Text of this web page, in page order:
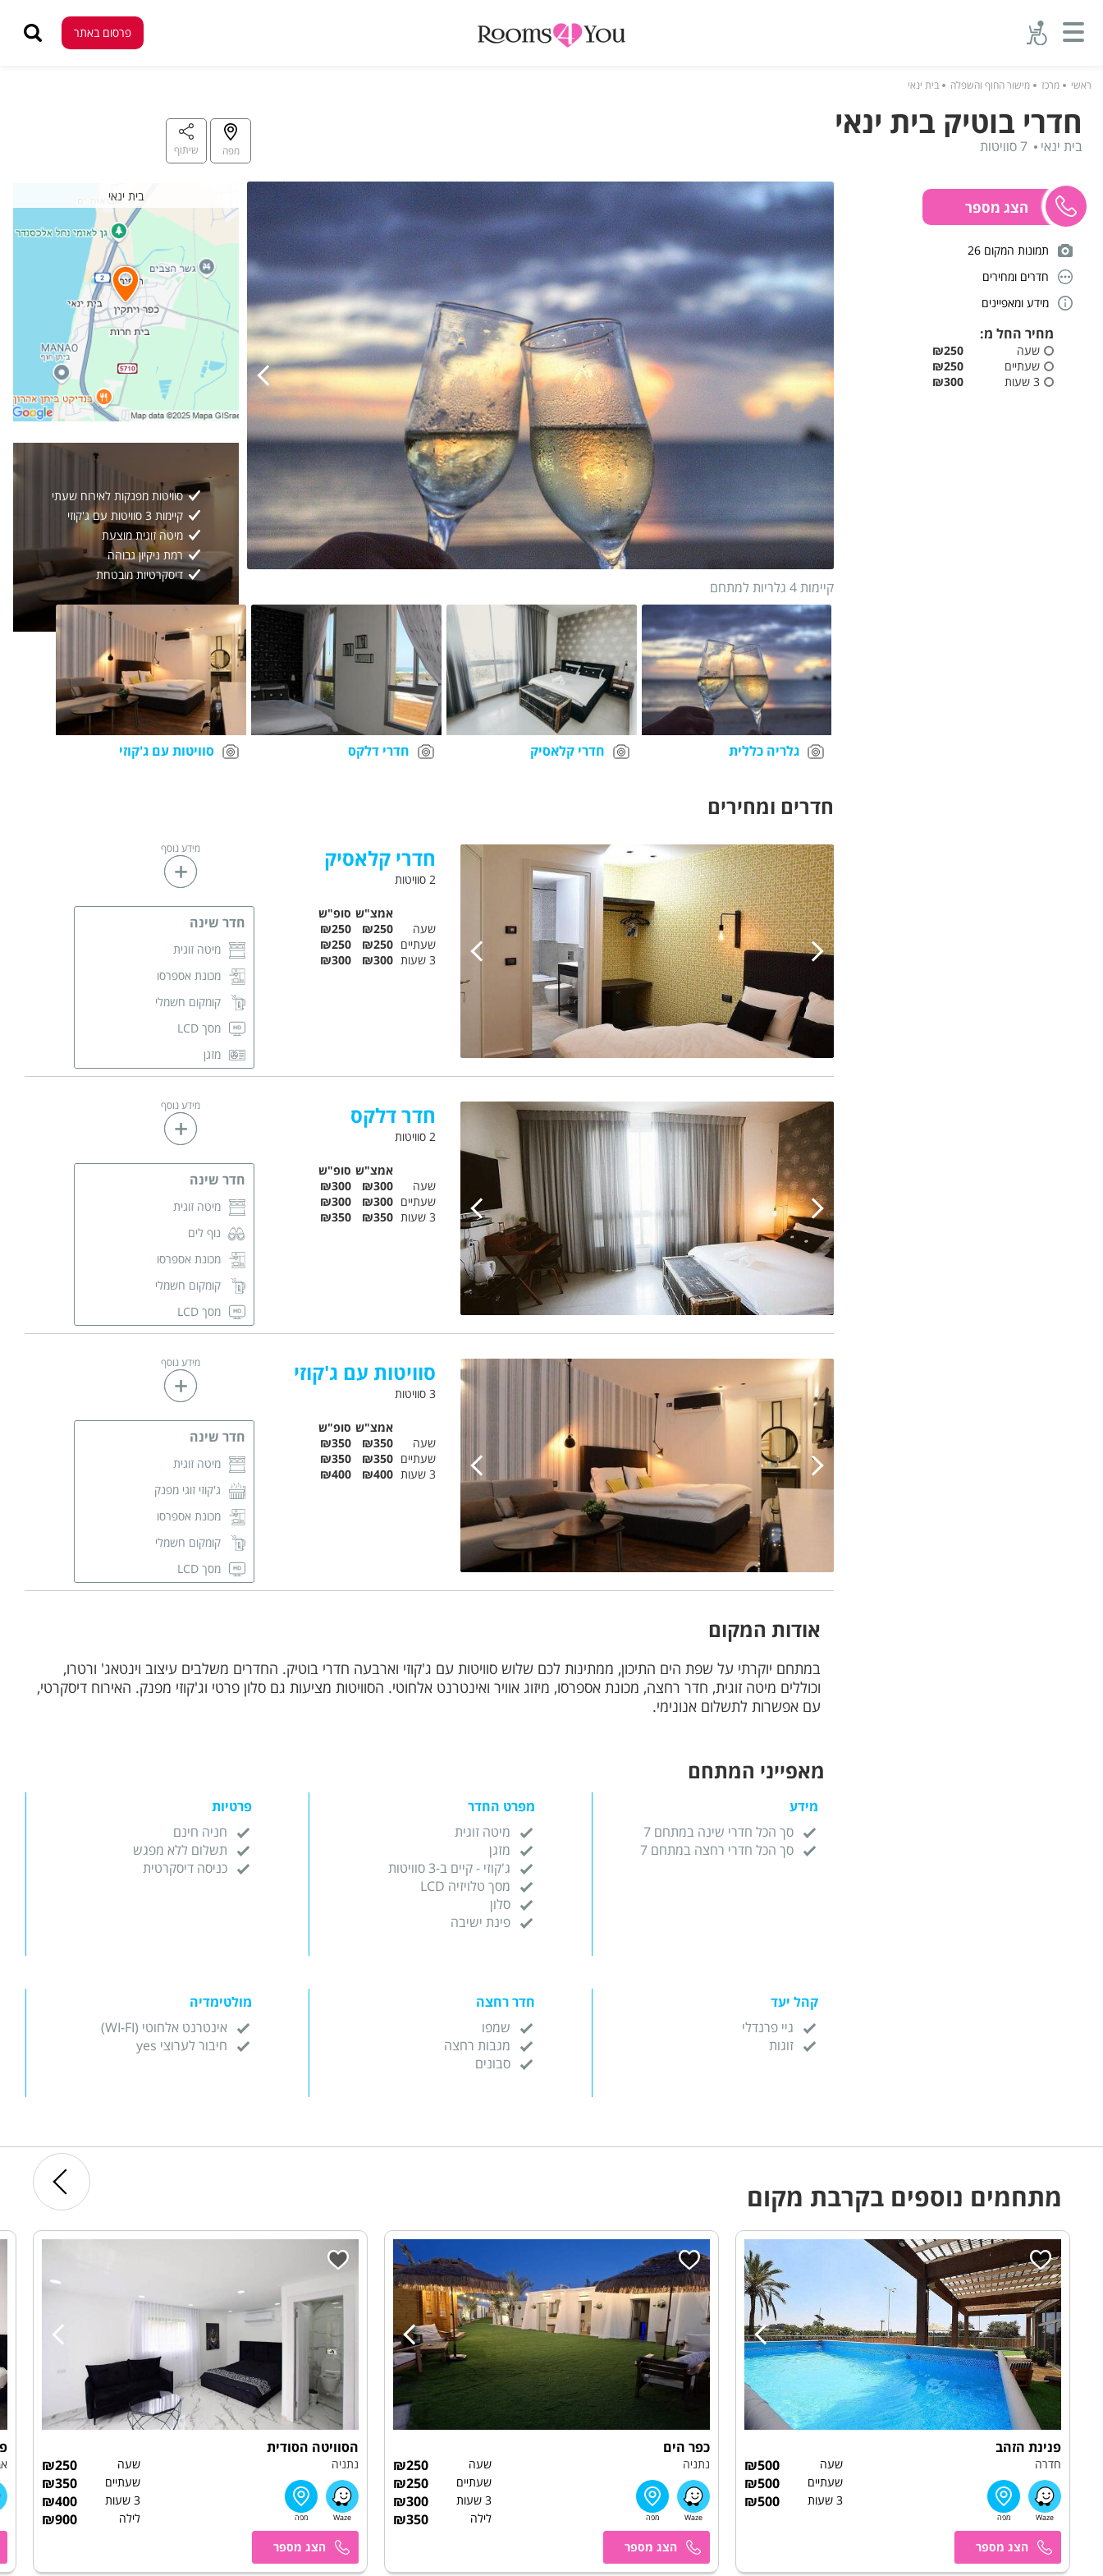
פרסום באתר
ראשי מרכז מישור החוף והשפלה בית ינאי
חדרי בוטיק בית ינאי
בית ינאי 7 סוויטות
תמונות המקום 26
חדרים ומחירים
מידע ומאפיינים
מחיר החל מ:
שעה
₪250
שעתיים
₪250
3 שעות
₪300
1/13 גלריה כללית 2/13
קיימות 4 גלריות למתחם
גלריה כללית חדרי קלאסיק חדרי דלקס סוויטות עם ג'קוזי
סוויטות מפנקות לאירוח שעתי
קיימות 3 סוויטות עם ג'קוזי
מיטה זוגית מוצעת
רמת ניקיון גבוהה
דיסקרטיות מובטחת
מפה שיתוף
חדרים ומחירים
חדרי קלאסיק
2 סוויטות
אמצ"ש סופ"ש
שעה
₪250
₪250
שעתיים ₪250
₪250
3 שעות
₪300
₪300
חדר שינה
מיטה זוגית
מכונת אספרסו
קומקום חשמלי
מסך LCD
מזגן
פינת ישיבה
שידות לאחסון
חדר רחצה פרטי
מידע נוסף
חדר דלקס
2 סוויטות
אמצ"ש סופ"ש
שעה
₪300
₪300
שעתיים ₪300
₪300
3 שעות
₪350
₪350
חדר שינה
מיטה זוגית
נוף לים
מכונת אספרסו
קומקום חשמלי
מסך LCD
מזגן
שידות לאחסון
מידע נוסף
סוויטות עם ג'קוזי
3 סוויטות
אמצ"ש סופ"ש
שעה
₪350
₪350
שעתיים ₪350
₪350
3 שעות
₪400
₪400
חדר שינה
מיטה זוגית
ג'קוזי זוגי מפנק
מכונת אספרסו
קומקום חשמלי
מסך LCD
מזגן
מידע נוסף
אודות המקום
במתחם יוקרתי על שפת הים התיכון, ממתינות לכם שלוש סוויטות עם ג'קוזי וארבעה חדרי בוטיק. החדרים משלבים עיצוב וינטאג' ורטרו,
וכוללים מיטה זוגית, חדר רחצה, מכונת אספרסו, מיזוג אוויר ואינטרנט אלחוטי. הסוויטות מציעות גם סלון פרטי וג'קוזי מפנק. האירוח דיסקרטי,
עם אפשרות לתשלום אנונימי.
מאפייני המתחם
מידע
סך הכל חדרי שינה במתחם 7
סך הכל חדרי רחצה במתחם 7
מפרט החדר
מיטה זוגית
מזגן
ג'קוזי - קיים ב-3 סוויטות
מסך טלויזיה LCD
סלון
פינת ישיבה
פרטיות
חניה חינם
תשלום ללא מפגש
כניסה דיסקרטית
קהל יעד
גיי פרנדלי
זוגות
חדר רחצה
שמפו
מגבות רחצה
סבונים
מולטימדיה
אינטרנט אלחוטי (WI-FI)
חיבור לערוצי yes
בית ינאי
מתחמים נוספים בקרבת מקום
פנינת הזהב
חדרה שעה ₪500
שעתיים ₪500
3 שעות ₪500
כפר הים
נתניה שעה ₪250
שעתיים ₪250
3 שעות ₪300
לילה ₪350
אלירן
הסוויטה הסודית
נתניה שעה ₪250
שעתיים ₪350
3 שעות ₪400
לילה ₪900